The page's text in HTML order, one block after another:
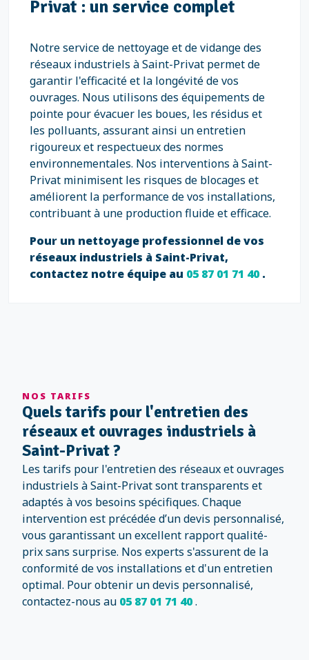
Privat : un service complet
Notre service de nettoyage et de vidange des
réseaux industriels à Saint-Privat permet de
garantir l'efficacité et la longévité de vos
ouvrages. Nous utilisons des équipements de
pointe pour évacuer les boues, les résidus et
les polluants, assurant ainsi un entretien
rigoureux et respectueux des normes
environnementales. Nos interventions à Saint-
Privat minimisent les risques de blocages et
améliorent la performance de vos installations,
contribuant à une production fluide et efficace.
Pour un nettoyage professionnel de vos
réseaux industriels à Saint-Privat,
contactez notre équipe au 05 87 01 71 40.
NOS TARIFS
Quels tarifs pour l'entretien des
réseaux et ouvrages industriels à
Saint-Privat ?
Les tarifs pour l'entretien des réseaux et ouvrages
industriels à Saint-Privat sont transparents et
adaptés à vos besoins spécifiques. Chaque
intervention est précédée d’un devis personnalisé,
vous garantissant un excellent rapport qualité-
prix sans surprise. Nos experts s'assurent de la
conformité de vos installations et d'un entretien
optimal. Pour obtenir un devis personnalisé,
contactez-nous au 05 87 01 71 40.